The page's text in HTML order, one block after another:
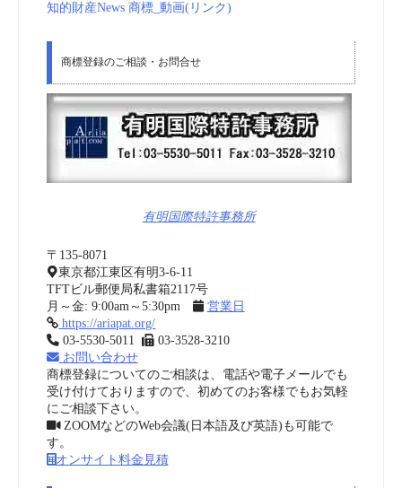
知的財産News 商標_動画(リンク)
商標登録のご相談・お問合せ
有明国際特許事務所
〒135-8071
東京都江東区有明3-6-11
TFTビル郵便局私書箱2117号
月～金: 9:00am～5:30pm
営業日
https://ariapat.org/
03-5530-5011
03-3528-3210
お問い合わせ
商標登録についてのご相談は、電話や電子メールでも
受け付けておりますので、初めてのお客様でもお気軽
にご相談下さい。
ZOOMなどのWeb会議(日本語及び英語)も可能で
す。
オンサイト料金見積